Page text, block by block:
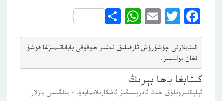
Facebook
Twitter
Email
WhatsApp
Share
كىتابلارنى چۈشۈرۈش ئارقىلىق نەشىر ھوقۇقى باياناتىمىزغا قوشۇ
لغان بولىسىز.
كىتابغا باھا بېرىڭ
ئېلېكتىرونلۇق خەت ئادرېسىڭىز ئاشكارىلانمايدۇ. * بەلگىسى بارلار